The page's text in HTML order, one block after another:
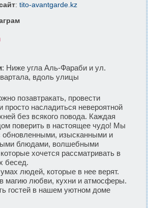
: tito-avantgarde.kz
: Ниже угла Аль-Фараби и ул.
вдоль улицы
позавтракать, провести
просто насладиться невероятной
без всякого повода. Каждая
поверить в настоящее чудо! Мы
обновленными, изысканными и
блюдами, волшебными
хочется рассматривать в
бесед.
людей, которые в нее верят.
магию любви, кухни и атмосферы.
гостей в нашем уютном доме